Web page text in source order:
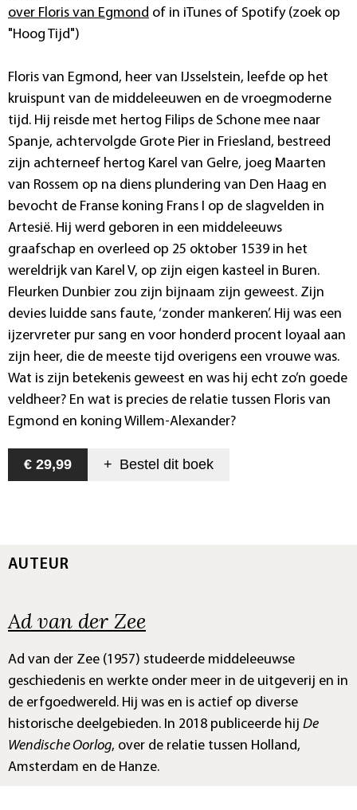
over Floris van Egmond of in iTunes of Spotify (zoek op
"Hoog Tijd")
Floris van Egmond, heer van IJsselstein, leefde op het
kruispunt van de middeleeuwen en de vroegmoderne
tijd. Hij reisde met hertog Filips de Schone mee naar
Spanje, achtervolgde Grote Pier in Friesland, bestreed
zijn achterneef hertog Karel van Gelre, joeg Maarten
van Rossem op na diens plundering van Den Haag en
bevocht de Franse koning Frans I op de slagvelden in
Artesië. Hij werd geboren in een middeleeuws
graafschap en overleed op 25 oktober 1539 in het
wereldrijk van Karel V, op zijn eigen kasteel in Buren.
Fleurken Dunbier zou zijn bijnaam zijn geweest. Zijn
devies luidde sans faute, ‘zonder mankeren’. Hij was een
ijzervreter pur sang en voor honderd procent loyaal aan
zijn heer, die de meeste tijd overigens een vrouwe was.
Wat is zijn betekenis geweest en was hij echt zo’n goede
veldheer? En wat is precies de relatie tussen Floris van
Egmond en koning Willem-Alexander?
€ 29,99 + Bestel dit boek
AUTEUR
Ad van der Zee
Ad van der Zee (1957) studeerde middeleeuwse
geschiedenis en werkte onder meer in de uitgeverij en in
de erfgoedwereld. Hij was en is actief op diverse
historische deelgebieden. In 2018 publiceerde hij De
Wendische Oorlog, over de relatie tussen Holland,
Amsterdam en de Hanze.